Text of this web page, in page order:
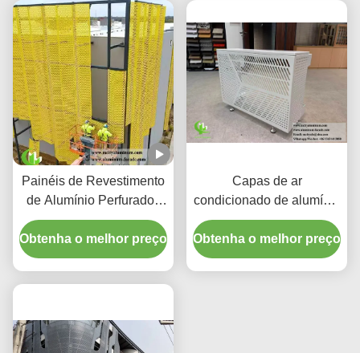
Painéis de Revestimento
de Alumínio Perfurados
CNC Personalizados
com Liga 3003 H14/H24
e Revestimento PVDF
Obtenha o melhor preço
Capas de ar
condicionado de alumínio
premium | Telas de
proteção decorativas
Obtenha o melhor preço